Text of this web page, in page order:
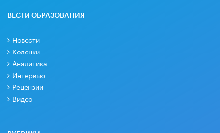
ВЕСТИ ОБРАЗОВАНИЯ
Новости
Колонки
Аналитика
Интервью
Рецензии
Видео